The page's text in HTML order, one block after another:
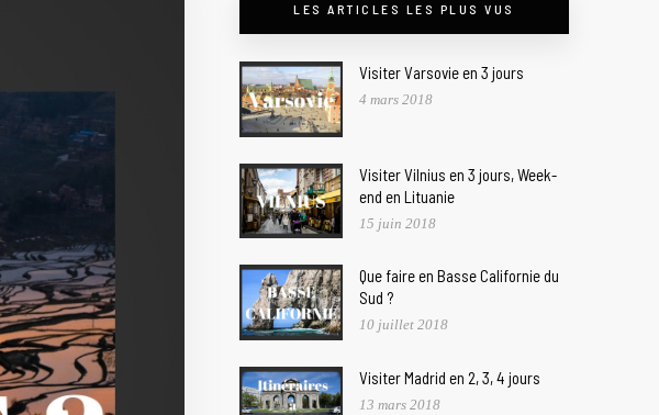
LES ARTICLES LES PLUS VUS
Visiter Varsovie en 3 jours
4 mars 2018
Visiter Vilnius en 3 jours, Week-
end en Lituanie
15 juin 2018
Que faire en Basse Californie du
Sud ?
10 juillet 2018
Visiter Madrid en 2, 3, 4 jours
13 mars 2018